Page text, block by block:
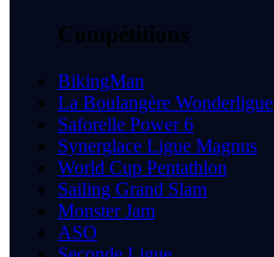
Compétitions
BikingMan
La Boulangère Wonderligue
Saforelle Power 6
Synerglace Ligue Magnus
World Cup Pentathlon
Sailing Grand Slam
Monster Jam
ASO